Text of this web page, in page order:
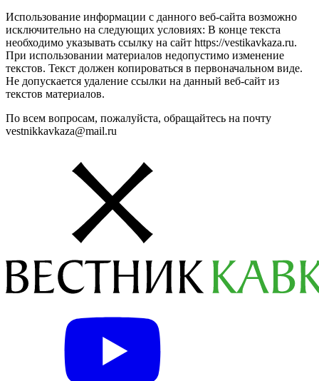
Использование информации с данного веб-сайта возможно
исключительно на следующих условиях: В конце текста
необходимо указывать ссылку на сайт https://vestikavkaza.ru.
При использовании материалов недопустимо изменение
текстов. Текст должен копироваться в первоначальном виде.
Не допускается удаление ссылки на данный веб-сайт из
текстов материалов.
По всем вопросам, пожалуйста, обращайтесь на почту
vestnikkavkaza@mail.ru